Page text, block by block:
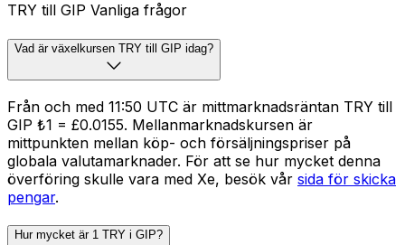
TRY till GIP Vanliga frågor
Vad är växelkursen TRY till GIP idag?
Från och med 11:50 UTC är mittmarknadsräntan TRY till
GIP ₺1 = £0.0155. Mellanmarknadskursen är
mittpunkten mellan köp- och försäljningspriser på
globala valutamarknader. För att se hur mycket denna
överföring skulle vara med Xe, besök vår sida för skicka
pengar.
Hur mycket är 1 TRY i GIP?